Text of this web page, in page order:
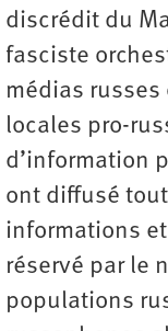
discrédit du
fasciste
médias
locales pro-
d’information
ont diffusé
informations
réservé par le
populations